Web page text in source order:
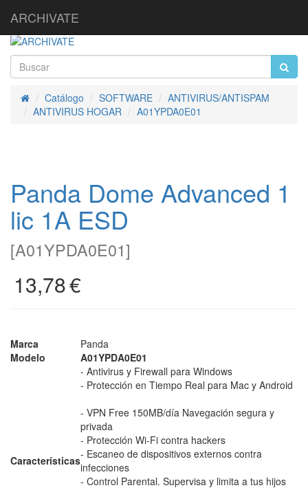
ARCHIVATE
InicioCatálogo SOFTWARE
ANTIVIRUS/ANTISPAM
ANTIVIRUS HOGAR
A01YPDA0E01
Panda Dome Advanced 1
lic 1A ESD
[A01YPDA0E01]
13,78€
Marca
Panda
Modelo
A01YPDA0E01
Características
- Antivirus y Firewall para Windows
- Protección en Tiempo Real para Mac y Android
- VPN Free 150MB/día Navegación segura y
privada
- Protección Wi-Fi contra hackers
- Escaneo de dispositivos externos contra
infecciones
- Control Parental. Supervisa y limita a tus hijos